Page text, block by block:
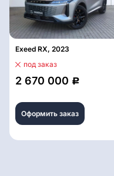
Exeed RX, 2023
под заказ
2 670 000 Р
Оформить заказ